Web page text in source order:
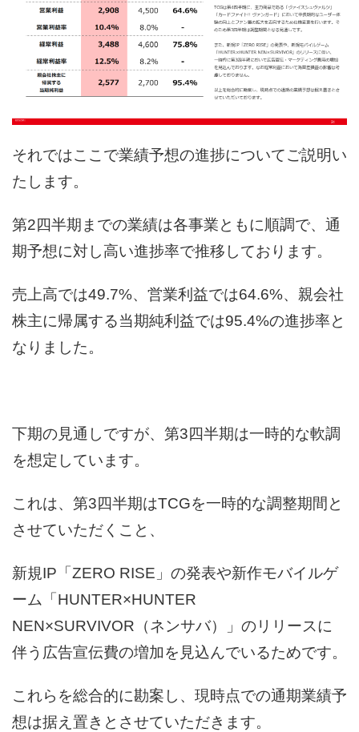
それではここで業績予想の進捗についてご説明い
たします。
第2四半期までの業績は各事業ともに順調で、通
期予想に対し高い進捗率で推移しております。
売上高では49.7%、営業利益では64.6%、親会社
株主に帰属する当期純利益では95.4%の進捗率と
なりました。
下期の見通しですが、第3四半期は一時的な軟調
を想定しています。
これは、第3四半期はTCGを一時的な調整期間と
させていただくこと、
新規IP「ZERO RISE」の発表や新作モバイルゲ
ーム「HUNTER×HUNTER
NEN×SURVIVOR（ネンサバ）」のリリースに
伴う広告宣伝費の増加を見込んでいるためです。
これらを総合的に勘案し、現時点での通期業績予
想は据え置きとさせていただきます。